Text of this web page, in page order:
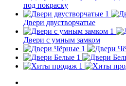
под покраску
Двери двустворчатые
Двери с умным замком